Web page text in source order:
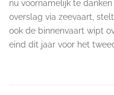
nu voornamelijk te
overslag via zeevaart,
ook de binnenvaart wipt
eind dit jaar voor het